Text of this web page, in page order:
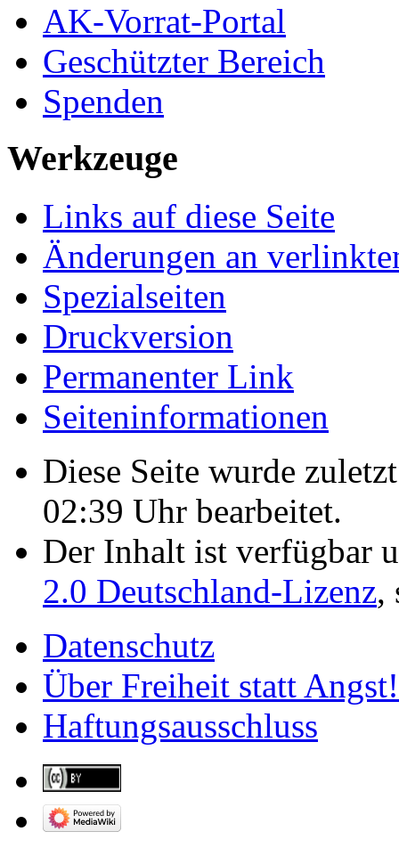
AK-Vorrat-Portal
Geschützter Bereich
Spenden
Werkzeuge
Links auf diese Seite
Änderungen an
Spezialseiten
Druckversion
Permanenter Link
Seiten­­informationen
Diese Seite wurde
02:39 Uhr bearbeitet.
Der Inhalt ist verfügbar
2.0 Deutschland-Lizenz,
Datenschutz
Über Freiheit statt Angst!
Haftungsausschluss